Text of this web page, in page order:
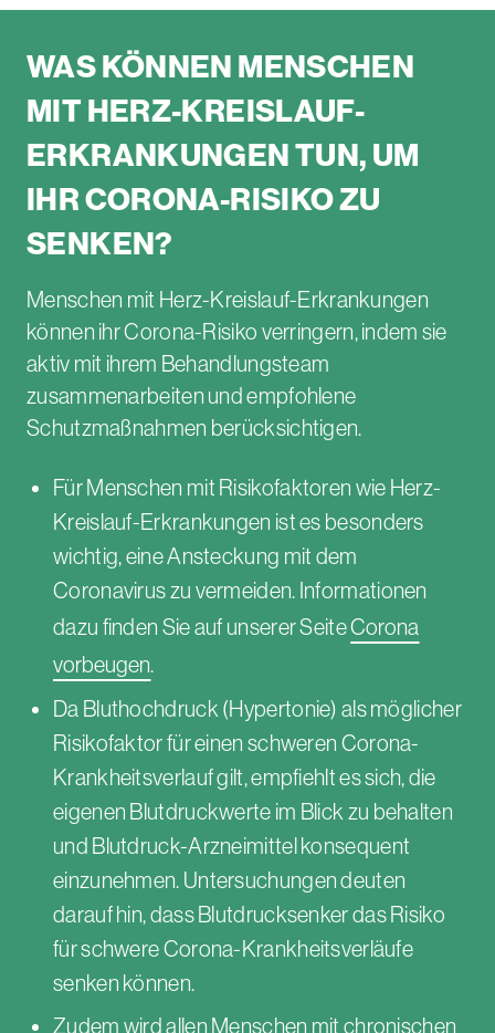
WAS KÖNNEN MENSCHEN
MIT HERZ-KREISLAUF-
ERKRANKUNGEN TUN, UM
IHR CORONA-RISIKO ZU
SENKEN?
Menschen mit Herz-Kreislauf-Erkrankungen
können ihr Corona-Risiko verringern, indem sie
aktiv mit ihrem Behandlungsteam
zusammenarbeiten und empfohlene
Schutzmaßnahmen berücksichtigen.
Für Menschen mit Risikofaktoren wie Herz-
Kreislauf-Erkrankungen ist es besonders
wichtig, eine Ansteckung mit dem
Coronavirus zu vermeiden. Informationen
dazu finden Sie auf unserer SeiteCorona
vorbeugen.
Da Bluthochdruck (Hypertonie) als möglicher
Risikofaktor für einen schweren Corona-
Krankheitsverlauf gilt, empfiehlt es sich, die
eigenen Blutdruckwerte im Blick zu behalten
und Blutdruck-Arzneimittel konsequent
einzunehmen. Untersuchungen deuten
darauf hin, dass Blutdrucksenker das Risiko
für schwere Corona-Krankheitsverläufe
senken können.
Zudem wird allen Menschen mit chronischen